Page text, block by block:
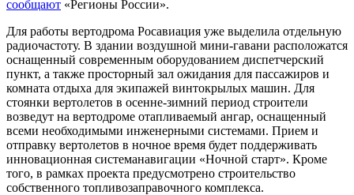
сообщают «Регионы России».
Для работы вертодрома Росавиация уже выделила отдельную
радиочастоту. В здании воздушной мини-гавани расположатся
оснащенный современным оборудованием диспетчерский
пункт, а также просторный зал ожидания для пассажиров и
комната отдыха для экипажей винтокрылых машин. Для
стоянки вертолетов в осенне-зимний период строители
возведут на вертодроме отапливаемый ангар, оснащенный
всеми необходимыми инженерными системами. Прием и
отправку вертолетов в ночное время будет поддерживать
инновационная системанавигации «Ночной старт». Кроме
того, в рамках проекта предусмотрено строительство
собственного топливозаправочного комплекса.